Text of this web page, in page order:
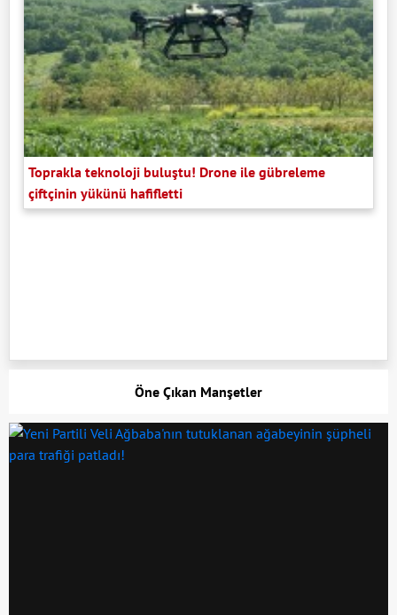
Toprakla teknoloji buluştu! Drone ile gübreleme
çiftçinin yükünü hafifletti
Öne Çıkan Manşetler